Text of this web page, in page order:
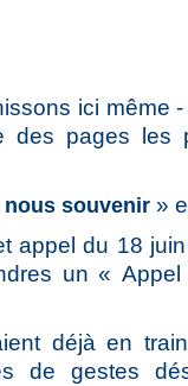
ici même
des pages les
nous souvenir »
appel du 18
un «
déjà en
de gestes